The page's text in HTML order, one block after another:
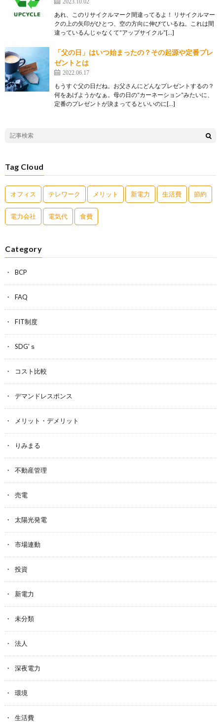
あれ、このリサイクルマーク間違ってるよ！ リサイクルマー
クの上の矢印がひとつ、空の方向に伸びているね。これは間
違っているんじゃなくて“アップサイクル”[…]
「父の日」はいつ始まったの？その起源や定番プレ
ゼントとは
2022.06.17
もうすぐ父の日だね。お父さんにどんなプレゼントするの？
何をあげようかなぁ。母の日の“カーネーション”みたいに、
定番のプレゼントが決まってるといいのに[…]
Tag Cloud
オフィス テレワーク メリット 新電力 生活費 節約
電力会社 電気代 食費
Category
BCP
FAQ
FIT制度
SDG'ｓ
コスト比較
デマンドレスポンス
メリット・デメリット
りみまる
不動産管理
売電
太陽光発電
市場連動
投資
新電力
未分類
法人
深夜電力
環境
生活費